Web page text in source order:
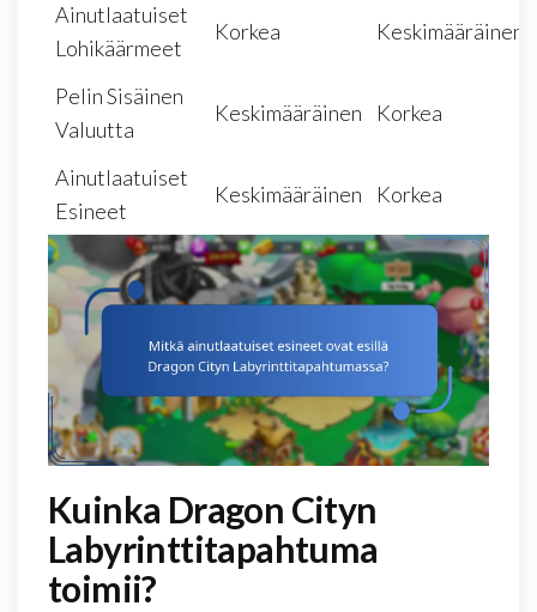
Ainutlaatuiset
Lohikäärmeet
Korkea Keskimääräinen
Pelin Sisäinen
Valuutta
Keskimääräinen Korkea
Ainutlaatuiset
Esineet
Keskimääräinen Korkea
Kuinka Dragon Cityn
Labyrinttitapahtuma
toimii?